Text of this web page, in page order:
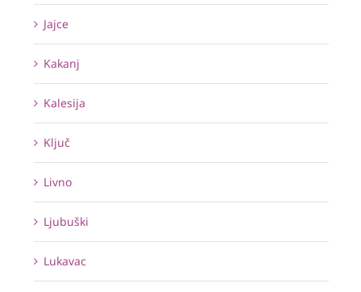
Jajce
Kakanj
Kalesija
Ključ
Livno
Ljubuški
Lukavac